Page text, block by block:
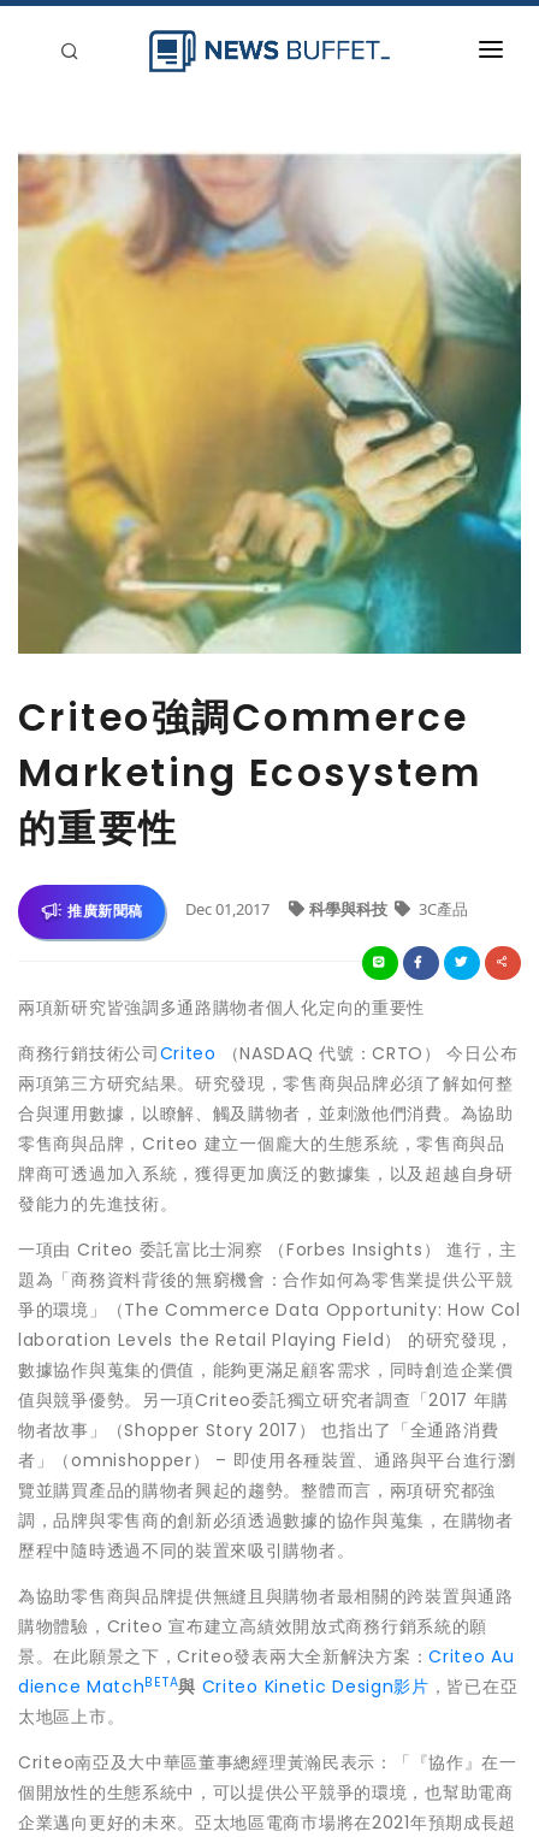
新聞稿分類
登入
Criteo強調Commerce
Marketing Ecosystem
的重要性
推廣新聞稿 Dec 01,2017 科學與科技 3C產品
兩項新研究皆強調多通路購物者個人化定向的重要性
商務行銷技術公司Criteo （NASDAQ 代號：CRTO） 今日公布
兩項第三方研究結果。研究發現，零售商與品牌必須了解如何整
合與運用數據，以瞭解、觸及購物者，並刺激他們消費。為協助
零售商與品牌，Criteo 建立一個龐大的生態系統，零售商與品
牌商可透過加入系統，獲得更加廣泛的數據集，以及超越自身研
發能力的先進技術。
一項由 Criteo 委託富比士洞察 （Forbes Insights） 進行，主
題為「商務資料背後的無窮機會：合作如何為零售業提供公平競
爭的環境」（The Commerce Data Opportunity: How Col
laboration Levels the Retail Playing Field） 的研究發現，
數據協作與蒐集的價值，能夠更滿足顧客需求，同時創造企業價
值與競爭優勢。另一項Criteo委託獨立研究者調查「2017 年購
物者故事」（Shopper Story 2017） 也指出了「全通路消費
者」（omnishopper） – 即使用各種裝置、通路與平台進行瀏
覽並購買產品的購物者興起的趨勢。整體而言，兩項研究都強
調，品牌與零售商的創新必須透過數據的協作與蒐集，在購物者
歷程中隨時透過不同的裝置來吸引購物者。
為協助零售商與品牌提供無縫且與購物者最相關的跨裝置與通路
購物體驗，Criteo 宣布建立高績效開放式商務行銷系統的願
景。在此願景之下，Criteo發表兩大全新解決方案：Criteo Au
dience MatchBETA與 Criteo Kinetic Design影片 ，皆已在亞
太地區上市。
Criteo南亞及大中華區董事總經理黃瀚民表示：「『協作』在一
個開放性的生態系統中，可以提供公平競爭的環境，也幫助電商
企業邁向更好的未來。亞太地區電商市場將在2021年預期成長超